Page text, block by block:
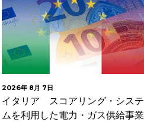
2026年 8月 7日
イタリア スコアリング・システ
ムを利用した電力・ガス供給事業